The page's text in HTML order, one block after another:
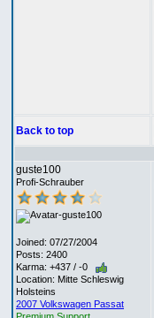
Back to top
guste100
Profi-Schrauber
Joined: 07/27/2004
Posts: 2400
Karma: +437 / -0
Location: Mitte Schleswig
Holsteins
2007 Volkswagen Passat